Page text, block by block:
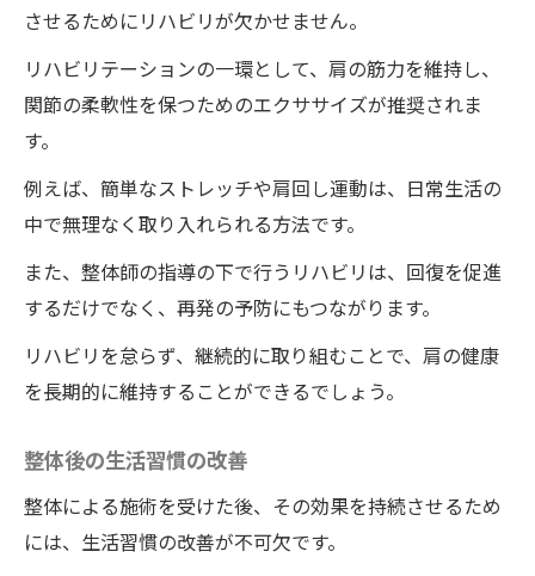
させるためにリハビリが欠かせません。
リハビリテーションの一環として、肩の筋力を維持し、
関節の柔軟性を保つためのエクササイズが推奨されま
す。
例えば、簡単なストレッチや肩回し運動は、日常生活の
中で無理なく取り入れられる方法です。
また、整体師の指導の下で行うリハビリは、回復を促進
するだけでなく、再発の予防にもつながります。
リハビリを怠らず、継続的に取り組むことで、肩の健康
を長期的に維持することができるでしょう。
整体後の生活習慣の改善
整体による施術を受けた後、その効果を持続させるため
には、生活習慣の改善が不可欠です。